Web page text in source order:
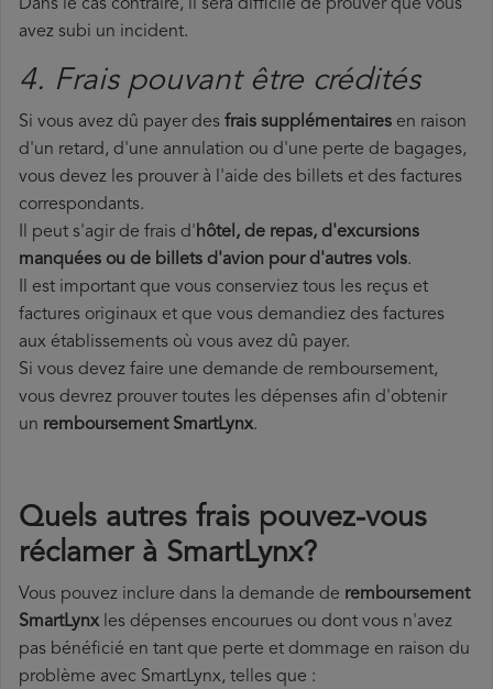
Dans le cas contraire, il sera difficile de prouver que vous
avez subi un incident.
4. Frais pouvant être crédités
Si vous avez dû payer des frais supplémentaires en raison
d'un retard, d'une annulation ou d'une perte de bagages,
vous devez les prouver à l'aide des billets et des factures
correspondants.
Il peut s'agir de frais d'hôtel, de repas, d'excursions
manquées ou de billets d'avion pour d'autres vols.
Il est important que vous conserviez tous les reçus et
factures originaux et que vous demandiez des factures
aux établissements où vous avez dû payer.
Si vous devez faire une demande de remboursement,
vous devrez prouver toutes les dépenses afin d'obtenir
un remboursement SmartLynx.
Quels autres frais pouvez-vous
réclamer à SmartLynx?
Vous pouvez inclure dans la demande de remboursement
SmartLynxles dépenses encourues ou dont vous n'avez
pas bénéficié en tant que perte et dommage en raison du
problème avec SmartLynx, telles que :